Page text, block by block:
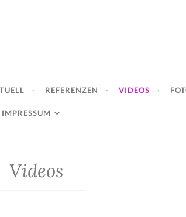
REFERENZEN VIDEOS
IMPRESSUM
Videos